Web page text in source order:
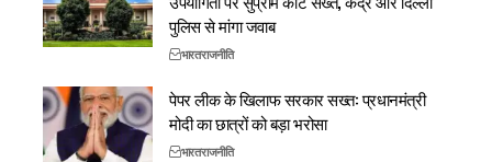
पुलिस से मांगा जवाब
भारतराजनीति
पेपर लीक के खिलाफ सरकार सख्त: प्रधानमंत्री
मोदी का छात्रों को बड़ा भरोसा
भारतराजनीति